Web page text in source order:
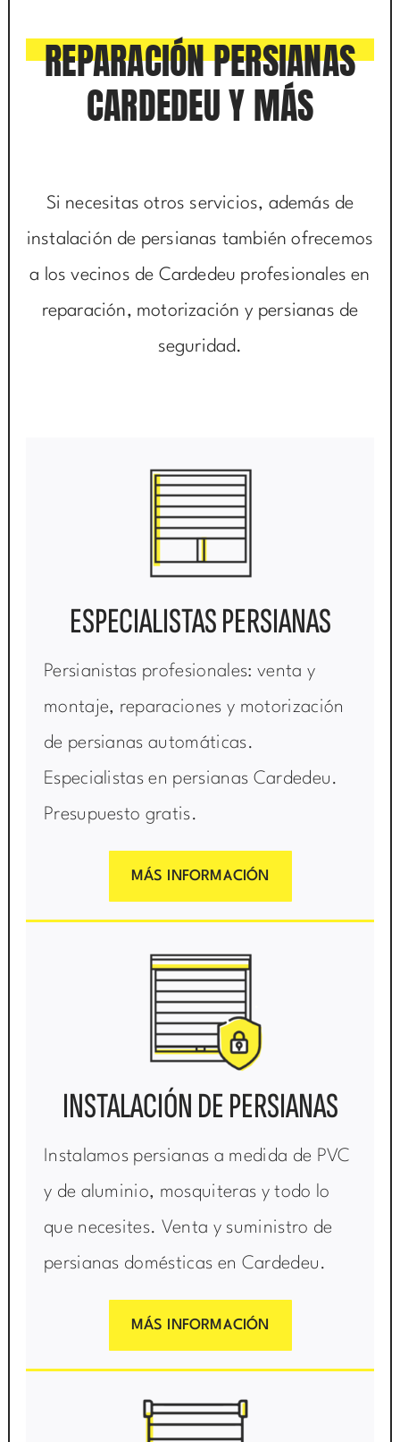
REPARACIÓN PERSIANAS
CARDEDEU Y MÁS
Si necesitas otros servicios, además de
instalación de persianas también ofrecemos
a los vecinos de Cardedeu profesionales en
reparación, motorización y persianas de
seguridad.
ESPECIALISTAS PERSIANAS
Persianistas profesionales: venta y
montaje, reparaciones y motorización
de persianas automáticas.
Especialistas en persianas Cardedeu.
Presupuesto gratis.
MÁS INFORMACIÓN
INSTALACIÓN DE PERSIANAS
Instalamos persianas a medida de PVC
y de aluminio, mosquiteras y todo lo
que necesites. Venta y suministro de
persianas domésticas en Cardedeu.
MÁS INFORMACIÓN